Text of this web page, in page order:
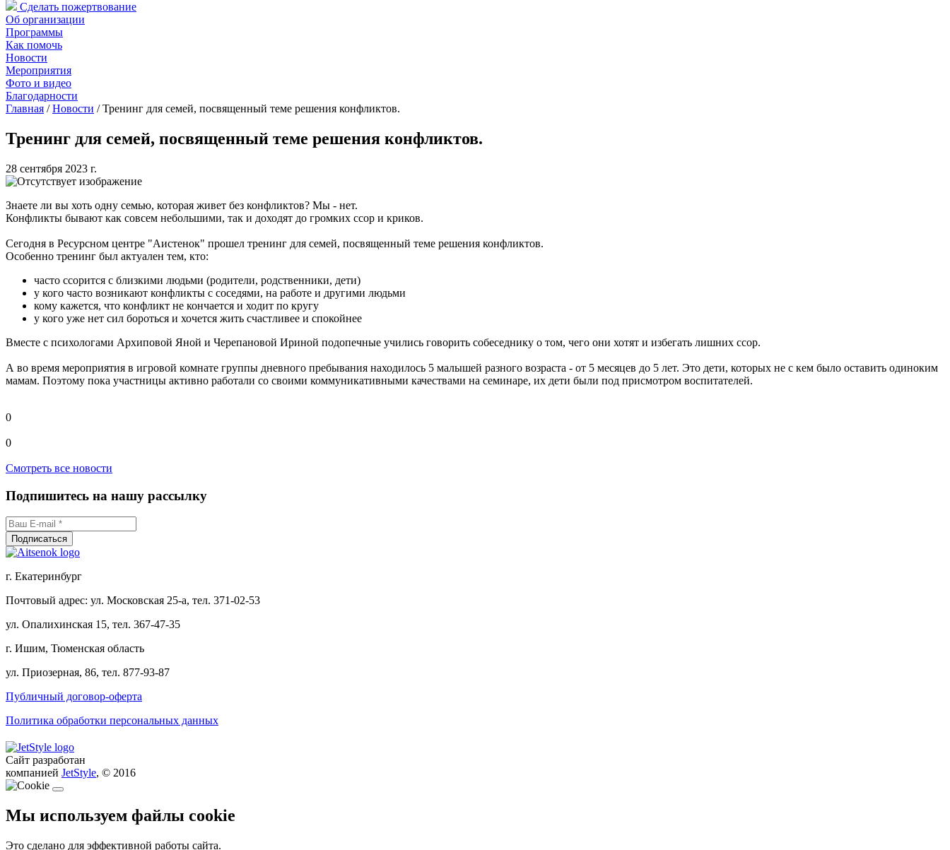
Сделать пожертвование
Об организации
Программы
Как помочь
Новости
Мероприятия
Фото и видео
Благодарности
Главная /Новости /Тренинг для семей, посвященный теме решения конфликтов.
Тренинг для семей, посвященный теме решения конфликтов.
28 сентября 2023 г.
Знаете ли вы хоть одну семью, которая живет без конфликтов? Мы - нет.
Конфликты бывают как совсем небольшими, так и доходят до громких ссор и криков.
Сегодня в Ресурсном центре "Аистенок" прошел тренинг для семей, посвященный теме решения конфликтов.
Особенно тренинг был актуален тем, кто:
часто ссорится с близкими людьми (родители, родственники, дети)
у кого часто возникают конфликты с соседями, на работе и другими людьми
кому кажется, что конфликт не кончается и ходит по кругу
у кого уже нет сил бороться и хочется жить счастливее и спокойнее
Вместе с психологами Архиповой Яной и Черепановой Ириной подопечные учились говорить собеседнику о том, чего они хотят и избегать лишних ссор.
А во время мероприятия в игровой комнате группы дневного пребывания находилось 5 малышей разного возраста - от 5 месяцев до 5 лет. Это дети, которых не с кем было оставить одиноким
мамам. Поэтому пока участницы активно работали со своими коммуникативными качествами на семинаре, их дети были под присмотром воспитателей.
0
0
Смотреть все новости
Подпишитесь на нашу рассылку
г. Екатеринбург
Почтовый адрес: ул. Московская 25-а, тел. 371-02-53
ул. Опалихинская 15, тел. 367-47-35
г. Ишим, Тюменская область
ул. Приозерная, 86, тел. 877-93-87
Публичный договор-оферта
Политика обработки персональных данных
Сайт разработан
компанией JetStyle, © 2016
Мы используем файлы cookie
Это сделано для эффективной работы сайта.